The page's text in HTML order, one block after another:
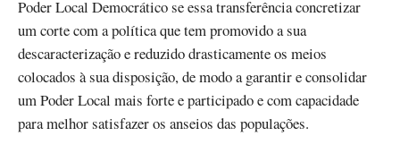
Poder Local Democrático se essa transferência concretizar
um corte com a política que tem promovido a sua
descaracterização e reduzido drasticamente os meios
colocados à sua disposição, de modo a garantir e consolidar
um Poder Local mais forte e participado e com capacidade
para melhor satisfazer os anseios das populações.